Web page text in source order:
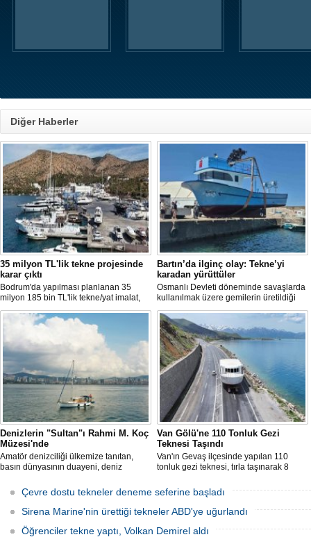
Diğer Haberler
35 milyon TL'lik tekne projesinde
karar çıktı
Bodrum'da yapılması planlanan 35
milyon 185 bin TL'lik tekne/yat imalat,
bakım-onarım ve çekek yeri projesinde
ÇED süreci sonlandırıldı. Bakanlık,
başvuru dosyasının yasal süre
içerisinde yeniden sunulmaması
üzerine süreci kapattı.
Bartın’da ilginç olay: Tekne’yi
karadan yürüttüler
Osmanlı Devleti döneminde savaşlarda
kullanılmak üzere gemilerin üretildiği
Bartın’ın Kurucaşile ilçesinde üretilen 11
metrelik tekne adeta karadan yürütüldü.
Dağları, tepeleri aşan balıkçı teknesi,
evlerin de bulunduğu dar ve virajlı
sokaklarda süren 3 saatlik yolculun
ardından denize kavuştu.
Denizlerin "Sultan"ı Rahmi M. Koç
Müzesi'nde
Amatör denizciliği ülkemize tanıtan,
basın dünyasının duayeni, deniz
isimli klasik yelkenli, Klasik Tekneler
Platformu tarafından düzenlenen
“Yedinci Klasik Tekneler Buluşması’’
kapsamında gerçekleştirilen törenle
Rahmi M. Koç Müzesi Denizcilik
Van Gölü'ne 110 Tonluk Gezi
Teknesi Taşındı
Van'ın Gevaş ilçesinde yapılan 110
tonluk gezi teknesi, tırla taşınarak 8
Çevre dostu tekneler deneme seferine başladı
Sirena Marine'nin ürettiği tekneler ABD'ye uğurlandı
Öğrenciler tekne yaptı, Volkan Demirel aldı